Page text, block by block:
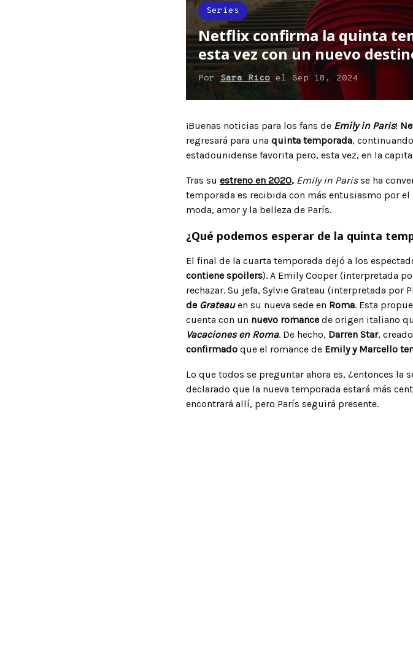
Series
Netflix confirma la quinta
esta vez con un nuevo
Por Sara Rico el Sep 18, 2024
¡Buenas noticias para los fans de Emily in Paris!
regresará para una quinta temporada,
estadounidense favorita pero, esta vez, en la
Tras su estreno en 2020, Emily in Parisse ha
temporada es recibida con más entusiasmo por
moda, amor y la belleza de París.
¿Qué podemos esperar de la quinta
El final de la cuarta temporada dejó a los
contiene spoilers). A Emily Cooper (interpretada
rechazar. Su jefa, Sylvie Grateau (interpretada por
de Grateauen su nueva sede en Roma. Esta
cuenta con un nuevo romance de origen italiano
Vacaciones en Roma. De hecho, Darren Star,
confirmado que el romance de Emily y Marcello
Lo que todos se preguntar ahora es, ¿entonces la
declarado que la nueva temporada estará más
encontrará allí, pero París seguirá presente.